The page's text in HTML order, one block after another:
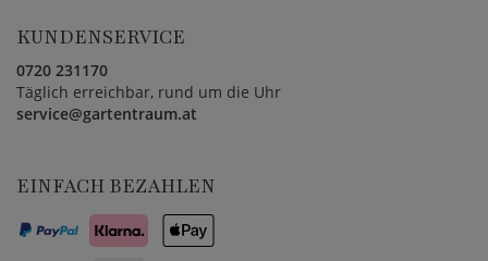
KUNDENSERVICE
0720 231170
Täglich erreichbar, rund um die Uhr
service@gartentraum.at
EINFACH BEZAHLEN